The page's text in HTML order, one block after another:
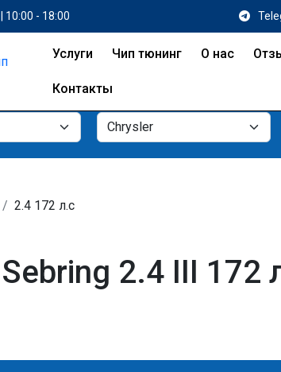
10:00 - 18:00
Услуги Чип тюнинг О нас
Контакты
2.4 172 л.с
2.4 III 172